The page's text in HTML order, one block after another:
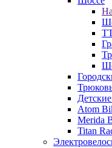
Atom
Merida
Titan